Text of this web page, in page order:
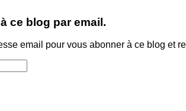
ce blog par email.
email pour vous abonner à ce blog et